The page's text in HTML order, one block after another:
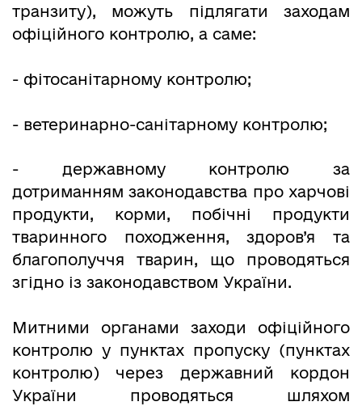
транзиту), можуть підлягати заходам
офіційного контролю, а саме:
- фітосанітарному контролю;
- ветеринарно-санітарному контролю;
- державному контролю за
дотриманням законодавства про харчові
продукти, корми, побічні продукти
тваринного походження, здоров’я та
благополуччя тварин, що проводяться
згідно із законодавством України.
Митними органами заходи офіційного
контролю у пунктах пропуску (пунктах
контролю) через державний кордон
України проводяться шляхом